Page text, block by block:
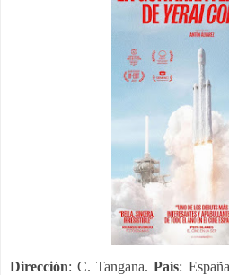
Dirección: C. Tangana.País: